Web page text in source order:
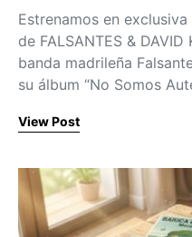
Estrenamos en
de FALSANTES & DAVID
banda madrileña
su álbum “No Somos
View Post